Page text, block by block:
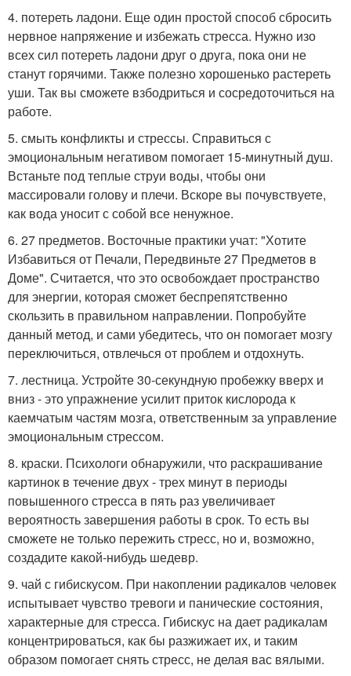
4. потереть ладони. Еще один простой способ сбросить
нервное напряжение и избежать стресса. Нужно изо
всех сил потереть ладони друг о друга, пока они не
станут горячими. Также полезно хорошенько растереть
уши. Так вы сможете взбодриться и сосредоточиться на
работе.
5. смыть конфликты и стрессы. Справиться с
эмоциональным негативом помогает 15-минутный душ.
Встаньте под теплые струи воды, чтобы они
массировали голову и плечи. Вскоре вы почувствуете,
как вода уносит с собой все ненужное.
6. 27 предметов. Восточные практики учат: "Хотите
Избавиться от Печали, Передвиньте 27 Предметов в
Доме". Считается, что это освобождает пространство
для энергии, которая сможет беспрепятственно
скользить в правильном направлении. Попробуйте
данный метод, и сами убедитесь, что он помогает мозгу
переключиться, отвлечься от проблем и отдохнуть.
7. лестница. Устройте 30-секундную пробежку вверх и
вниз - это упражнение усилит приток кислорода к
каемчатым частям мозга, ответственным за управление
эмоциональным стрессом.
8. краски. Психологи обнаружили, что раскрашивание
картинок в течение двух - трех минут в периоды
повышенного стресса в пять раз увеличивает
вероятность завершения работы в срок. То есть вы
сможете не только пережить стресс, но и, возможно,
создадите какой-нибудь шедевр.
9. чай с гибискусом. При накоплении радикалов человек
испытывает чувство тревоги и панические состояния,
характерные для стресса. Гибискус на дает радикалам
концентрироваться, как бы разжижает их, и таким
образом помогает снять стресс, не делая вас вялыми.